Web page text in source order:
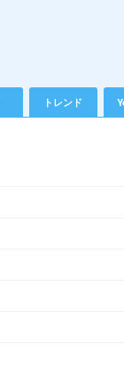
トレンド